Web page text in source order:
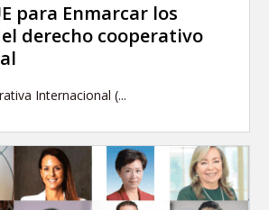
para Enmarcar los
derecho cooperativo
Internacional (...